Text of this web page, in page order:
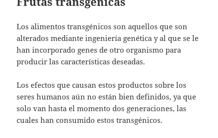
Los alimentos transgénicos son aquellos que son
alterados mediante ingeniería genética y al que se le
han incorporado genes de otro organismo para
producir las características deseadas.
Los efectos que causan estos productos sobre los
seres humanos aún no están bien definidos, ya que
solo van hasta el momento dos generaciones, las
cuales han consumido estos transgénicos.